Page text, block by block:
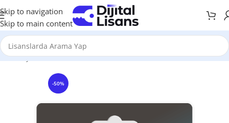
Skip to navigation
Skip to main content
Anasayfa WordPress WordPress Temaları
-50%